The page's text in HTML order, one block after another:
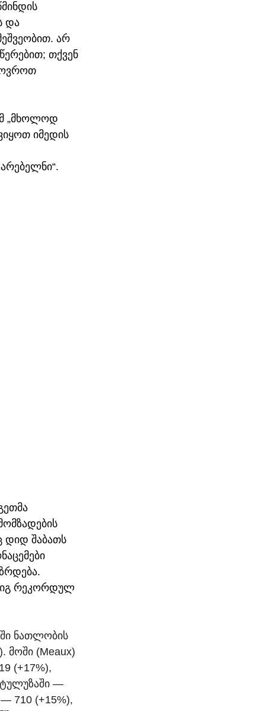
და
არ
თქვენ
„მხოლოდ
იმედის
დიდ შაბათს
რეკორდულ
ნათლობის
მოში (Meaux)
(+17%),
ტულუზაში —
710 (+15%),